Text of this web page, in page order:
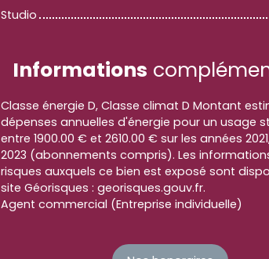
Studio
Informations
Classe énergie D, Classe climat D Montant
dépenses annuelles d'énergie pour un usage
entre 1900.00 € et 2610.00 € sur les années
2023 (abonnements compris). Les
risques auxquels ce bien est exposé sont
site Géorisques : georisques.gouv.fr.
Agent commercial (Entreprise individuelle)